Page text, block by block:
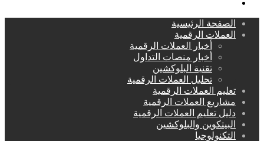
الصفحة الرئيسية
العملات الرقمية
أخبار العملات الرقمية
أخبار منصات التداول
تقنية البلوكشين
تحليل العملات الرقمية
تعليم العملات الرقمية
مشاريع العملات الرقمية
دليل تعليم العملات الرقمية
البيتكوين والبلوكشين
التكنولوجيا